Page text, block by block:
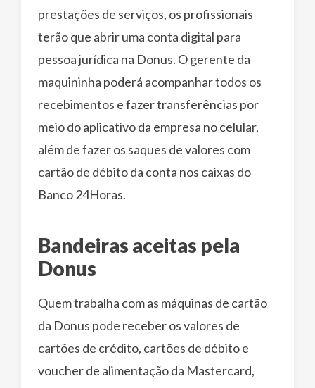
prestações de serviços, os profissionais
terão que abrir uma conta digital para
pessoa jurídica na Donus. O gerente da
maquininha poderá acompanhar todos os
recebimentos e fazer transferências por
meio do aplicativo da empresa no celular,
além de fazer os saques de valores com
cartão de débito da conta nos caixas do
Banco 24Horas.
Bandeiras aceitas pela
Donus
Quem trabalha com as máquinas de cartão
da Donus pode receber os valores de
cartões de crédito, cartões de débito e
voucher de alimentação da Mastercard,